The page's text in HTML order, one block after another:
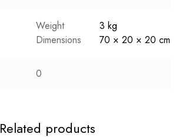
Weight
3 kg
Dimensions
70 × 20 × 20 cm
0
Related products